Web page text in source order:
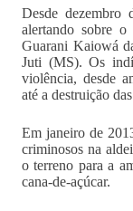
Desde dezembro
alertando sobre
Guarani Kaiowá
Juti (MS). Os
violência, desde
até a destruição
Em janeiro de
criminosos na
o terreno para a
cana-de-açúcar.